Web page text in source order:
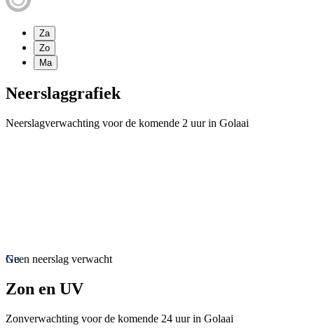
Za
Zo
Ma
Neerslaggrafiek
Neerslagverwachting voor de komende 2 uur in Golaai
Nu
Geen neerslag verwacht
Zon en UV
Zonverwachting voor de komende 24 uur in Golaai